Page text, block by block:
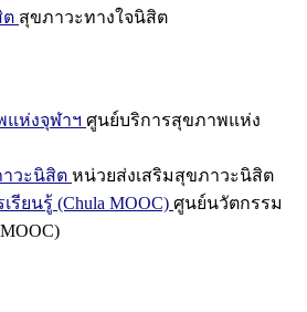
ต สุขภาวะทางใจนิสิต
แห่งจุฬาฯ ศูนย์บริการสุขภาพแห่ง
วะนิสิต หน่วยส่งเสริมสุขภาวะนิสิต
ยนรู้ (Chula MOOC) ศูนย์นวัตกรรม